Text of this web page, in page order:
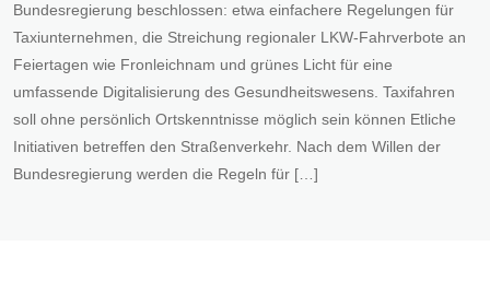
Bundesregierung beschlossen: etwa einfachere Regelungen für
Taxiunternehmen, die Streichung regionaler LKW-Fahrverbote an
Feiertagen wie Fronleichnam und grünes Licht für eine
umfassende Digitalisierung des Gesundheitswesens. Taxifahren
soll ohne persönlich Ortskenntnisse möglich sein können Etliche
Initiativen betreffen den Straßenverkehr. Nach dem Willen der
Bundesregierung werden die Regeln für […]